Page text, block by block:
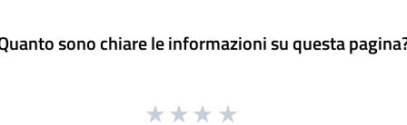
sono chiare le informazioni su questa